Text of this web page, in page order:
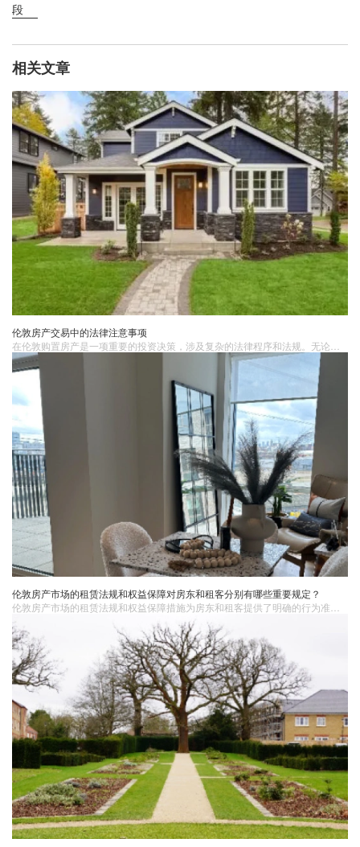
段
相关文章
伦敦房产交易中的法律注意事项
伦敦房产市场的租赁法规和权益保障对房东和租客分别有哪些重要规定？